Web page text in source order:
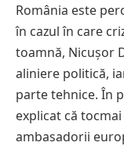
România este
în cazul în care
toamnă, Nicușor
aliniere politică,
parte tehnice. În
explicat că
ambasadorii